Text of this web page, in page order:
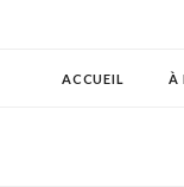
ACCUEIL À